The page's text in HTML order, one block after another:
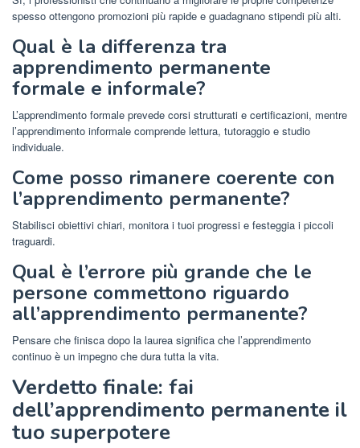
spesso ottengono promozioni più rapide e guadagnano stipendi più alti.
Qual è la differenza tra
apprendimento permanente
formale e informale?
L’apprendimento formale prevede corsi strutturati e certificazioni, mentre
l’apprendimento informale comprende lettura, tutoraggio e studio
individuale.
Come posso rimanere coerente con
l’apprendimento permanente?
Stabilisci obiettivi chiari, monitora i tuoi progressi e festeggia i piccoli
traguardi.
Qual è l’errore più grande che le
persone commettono riguardo
all’apprendimento permanente?
Pensare che finisca dopo la laurea significa che l’apprendimento
continuo è un impegno che dura tutta la vita.
Verdetto finale: fai
dell’apprendimento permanente il
tuo superpotere